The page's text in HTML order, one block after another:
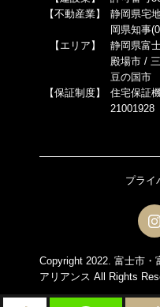
【不動産業】
静岡県宅
岡県知事
【エリア】
静岡県富
殿場市 /
豆の国市
【保証制度】
住宅保証
21001928
Copyright 2022. 富士市・
アリアンス All Rights
プライ